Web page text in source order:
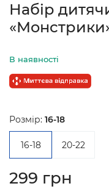
Набір
В наявності
Розмір: 16-18
16-18 20-22
299 грн